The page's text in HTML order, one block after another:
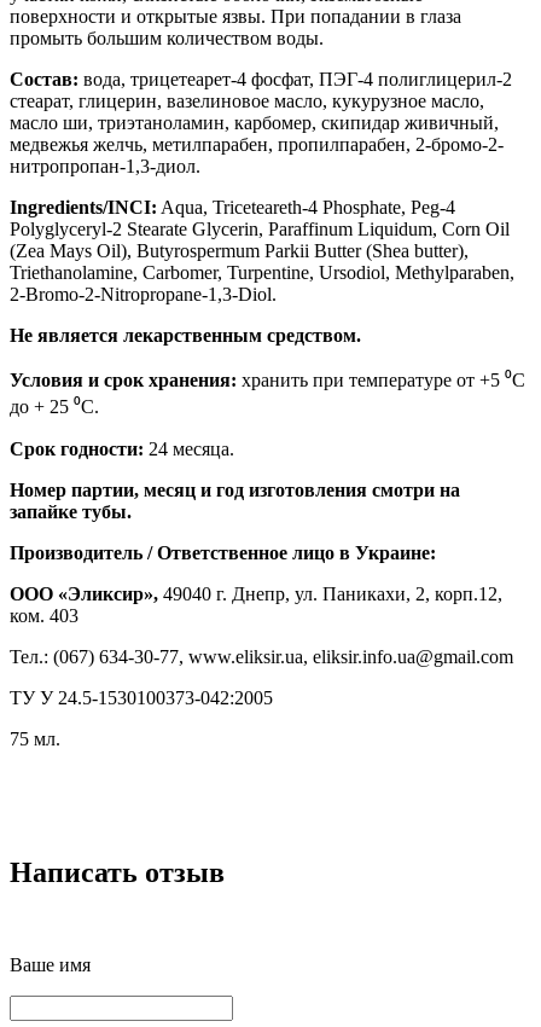
поверхности и открытые язвы. При попадании в глаза
промыть большим количеством воды.
Состав: вода, трицетеарет-4 фосфат, ПЭГ-4 полиглицерил-2
стеарат, глицерин, вазелиновое масло, кукурузное масло,
масло ши, триэтаноламин, карбомер, скипидар живичный,
медвежья желчь, метилпарабен, пропилпарабен, 2-бромо-2-
нитропропан-1,3-диол.
Ingredients/INCI: Aqua, Triceteareth-4 Phosphate, Peg-4
Polyglyceryl-2 Stearate Glycerin, Paraffinum Liquidum, Corn Oil
(Zea Mays Oil), Butyrospermum Parkii Butter (Shea butter),
Triethanolamine, Carbomer, Turpentine, Ursodiol, Methуlparaben,
2-Bromo-2-Nitropropane-1,3-Diol.
Не является лекарственным средством.
Условия и срок хранения: хранить при температуре от +5 ⁰С
до + 25 ⁰С.
Срок годности: 24 месяца.
Номер партии, месяц и год изготовления смотри на
запайке тубы.
Производитель / Ответственное лицо в Украине:
ООО «Эликсир», 49040 г. Днепр, ул. Паникахи, 2, корп.12,
ком. 403
Тел.: (067) 634-30-77, www.eliksir.ua, eliksir.info.ua@gmail.com
ТУ У 24.5-1530100373-042:2005
75 мл.
Написать отзыв
Ваше имя